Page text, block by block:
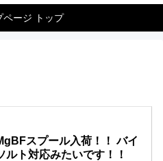
ージ トップ
スプール入荷！！ バイ
ルト対応みたいです！！